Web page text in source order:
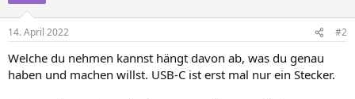
14. April 2022 #2
Welche du nehmen kannst hängt davon ab, was du genau
haben und machen willst. USB-C ist erst mal nur ein Stecker.